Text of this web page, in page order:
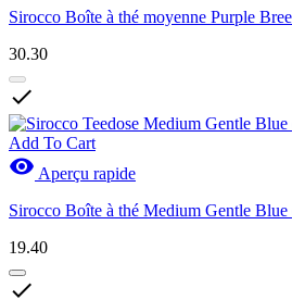
Sirocco Boîte à thé moyenne Purple
30.30

Add To Cart
 Aperçu rapide
Sirocco Boîte à thé Medium Gentle Blue
19.40
